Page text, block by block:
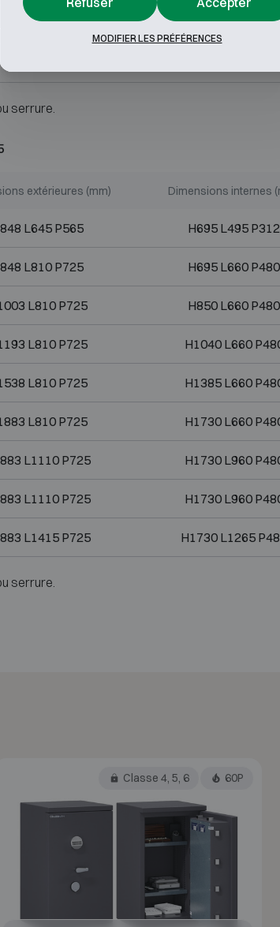
L1110 P725 H1730 L960 P480
L1415 P725
serrure.
extérieures (mm) Dimensions internes
L645 P565 H695 L495 P312
L810 P725 H695 L660 P480
L810 P725 H850 L660 P480
L810 P725 H1040 L660
L810 P725 H1385 L660
L810 P725 H1730 L660
L1110 P725 H1730 L960
L1110 P725 H1730 L960
L1415 P725 H1730 L1265
serrure.
Classe 4, 5, 6 60P
MODIFIER LES PRÉFÉRENCES